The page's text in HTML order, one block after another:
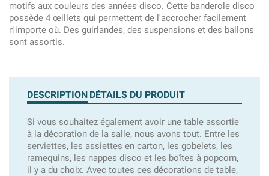
motifs aux couleurs des années disco. Cette banderole disco
possède 4 œillets qui permettent de l'accrocher facilement
n'importe où. Des guirlandes, des suspensions et des ballons
sont assortis.
DESCRIPTION DÉTAILS DU PRODUIT
Si vous souhaitez également avoir une table assortie
à la décoration de la salle, nous avons tout. Entre les
serviettes, les assiettes en carton, les gobelets, les
ramequins, les nappes disco et les boîtes à popcorn,
il y a du choix. Avec toutes ces décorations de table,